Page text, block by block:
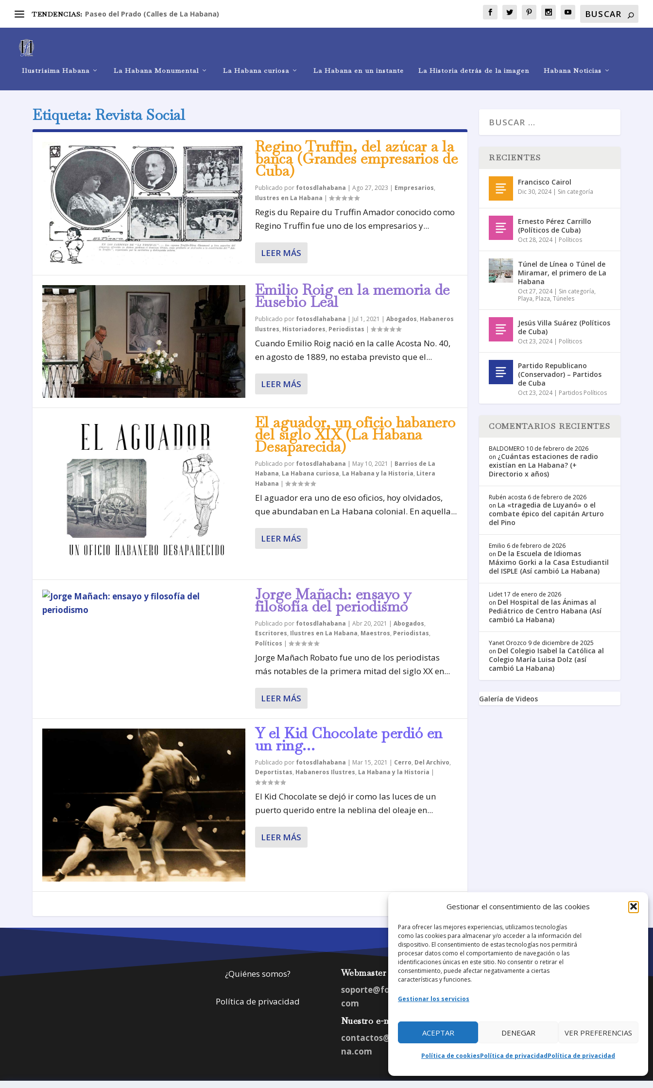
Gestionar el consentimiento de las cookies
Para ofrecer las mejores experiencias, utilizamos tecnologías
como las cookies para almacenar y/o acceder a la información del
dispositivo. El consentimiento de estas tecnologías nos permitirá
procesar datos como el comportamiento de navegación o las
identificaciones únicas en este sitio. No consentir o retirar el
consentimiento, puede afectar negativamente a ciertas
características y funciones.
Gestionar los servicios
ACEPTAR DENEGAR VER PREFERENCIAS
Política de cookiesPolítica de privacidadPolítica de privacidad
TENDENCIAS: Paseo del Prado (Calles de La Habana)
Ilustrísima Habana La Habana Monumental La Habana curiosa La Habana en un instante La Historia detrás de la imagen Habana Noticias
Etiqueta:Revista Social
Regino Truffin, del azúcar a la
banca (Grandes empresarios de
Cuba)
Publicado por fotosdlahabana | Ago 27, 2023 | Empresarios,
Ilustres en La Habana |
Regis du Repaire du Truffin Amador conocido como
Regino Truffin fue uno de los empresarios y...
LEER MÁS
Emilio Roig en la memoria de
Eusebio Leal
Publicado por fotosdlahabana | Jul 1, 2021 | Abogados, Habaneros
Ilustres, Historiadores, Periodistas |
Cuando Emilio Roig nació en la calle Acosta No. 40,
en agosto de 1889, no estaba previsto que el...
LEER MÁS
El aguador, un oficio habanero
del siglo XIX (La Habana
Desaparecida)
Publicado por fotosdlahabana | May 10, 2021 | Barrios de La
Habana, La Habana curiosa, La Habana y la Historia, Litera
Habana |
El aguador era uno de eso oficios, hoy olvidados,
que abundaban en La Habana colonial. En aquella...
LEER MÁS
Jorge Mañach: ensayo y
filosofía del periodismo
Publicado por fotosdlahabana | Abr 20, 2021 | Abogados,
Escritores, Ilustres en La Habana, Maestros, Periodistas,
Políticos |
Jorge Mañach Robato fue uno de los periodistas
más notables de la primera mitad del siglo XX en...
LEER MÁS
Y el Kid Chocolate perdió en
un ring…
Publicado por fotosdlahabana | Mar 15, 2021 | Cerro, Del Archivo,
Deportistas, Habaneros Ilustres, La Habana y la Historia |
El Kid Chocolate se dejó ir como las luces de un
puerto querido entre la neblina del oleaje en...
LEER MÁS
RECIENTES
Francisco Cairol
Dic 30, 2024| Sin categoría
Ernesto Pérez Carrillo
(Políticos de Cuba)
Oct 28, 2024| Políticos
Túnel de Línea o Túnel de
Miramar, el primero de La
Habana
Oct 27, 2024| Sin categoría,
Playa, Plaza,Túneles
Jesús Villa Suárez (Políticos
de Cuba)
Oct 23, 2024| Políticos
Partido Republicano
(Conservador) – Partidos
de Cuba
Oct 23, 2024| Partidos Políticos
COMENTARIOS RECIENTES
BALDOMERO 10 de febrero de 2026
on ¿Cuántas estaciones de radio
existían en La Habana? (+
Directorio x años)
Rubén acosta 6 de febrero de 2026
on La «tragedia de Luyanó» o el
combate épico del capitán Arturo
del Pino
Emilio 6 de febrero de 2026
on De la Escuela de Idiomas
Máximo Gorki a la Casa Estudiantil
del ISPLE (Así cambió La Habana)
Lidet 17 de enero de 2026
on Del Hospital de las Ánimas al
Pediátrico de Centro Habana (Así
cambió La Habana)
Yanet Orozco 9 de diciembre de 2025
on Del Colegio Isabel la Católica al
Colegio María Luisa Dolz (así
cambió La Habana)
Galería de Videos
¿Quiénes somos?
Política de privacidad
Webmaster
soporte@fotosdlahabana.
com
Nuestro e-mail:
contactos@fotosdlahaba
na.com